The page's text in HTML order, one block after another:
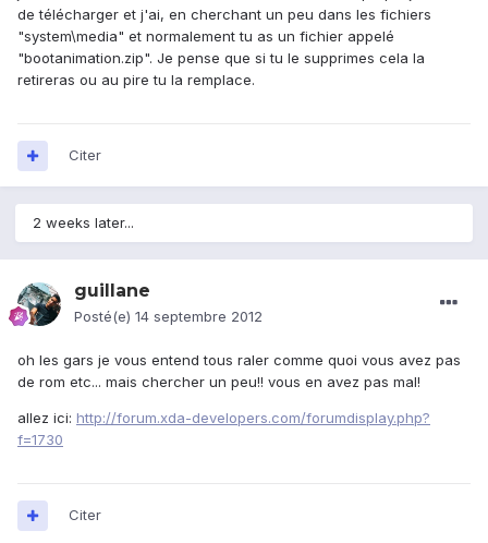
de télécharger et j'ai, en cherchant un peu dans les fichiers
"system\media" et normalement tu as un fichier appelé
"bootanimation.zip". Je pense que si tu le supprimes cela la
retireras ou au pire tu la remplace.
Citer
2 weeks later...
guillane
Posté(e) 14 septembre 2012
oh les gars je vous entend tous raler comme quoi vous avez pas
de rom etc... mais chercher un peu!! vous en avez pas mal!
allez ici: http://forum.xda-developers.com/forumdisplay.php?
f=1730
Citer